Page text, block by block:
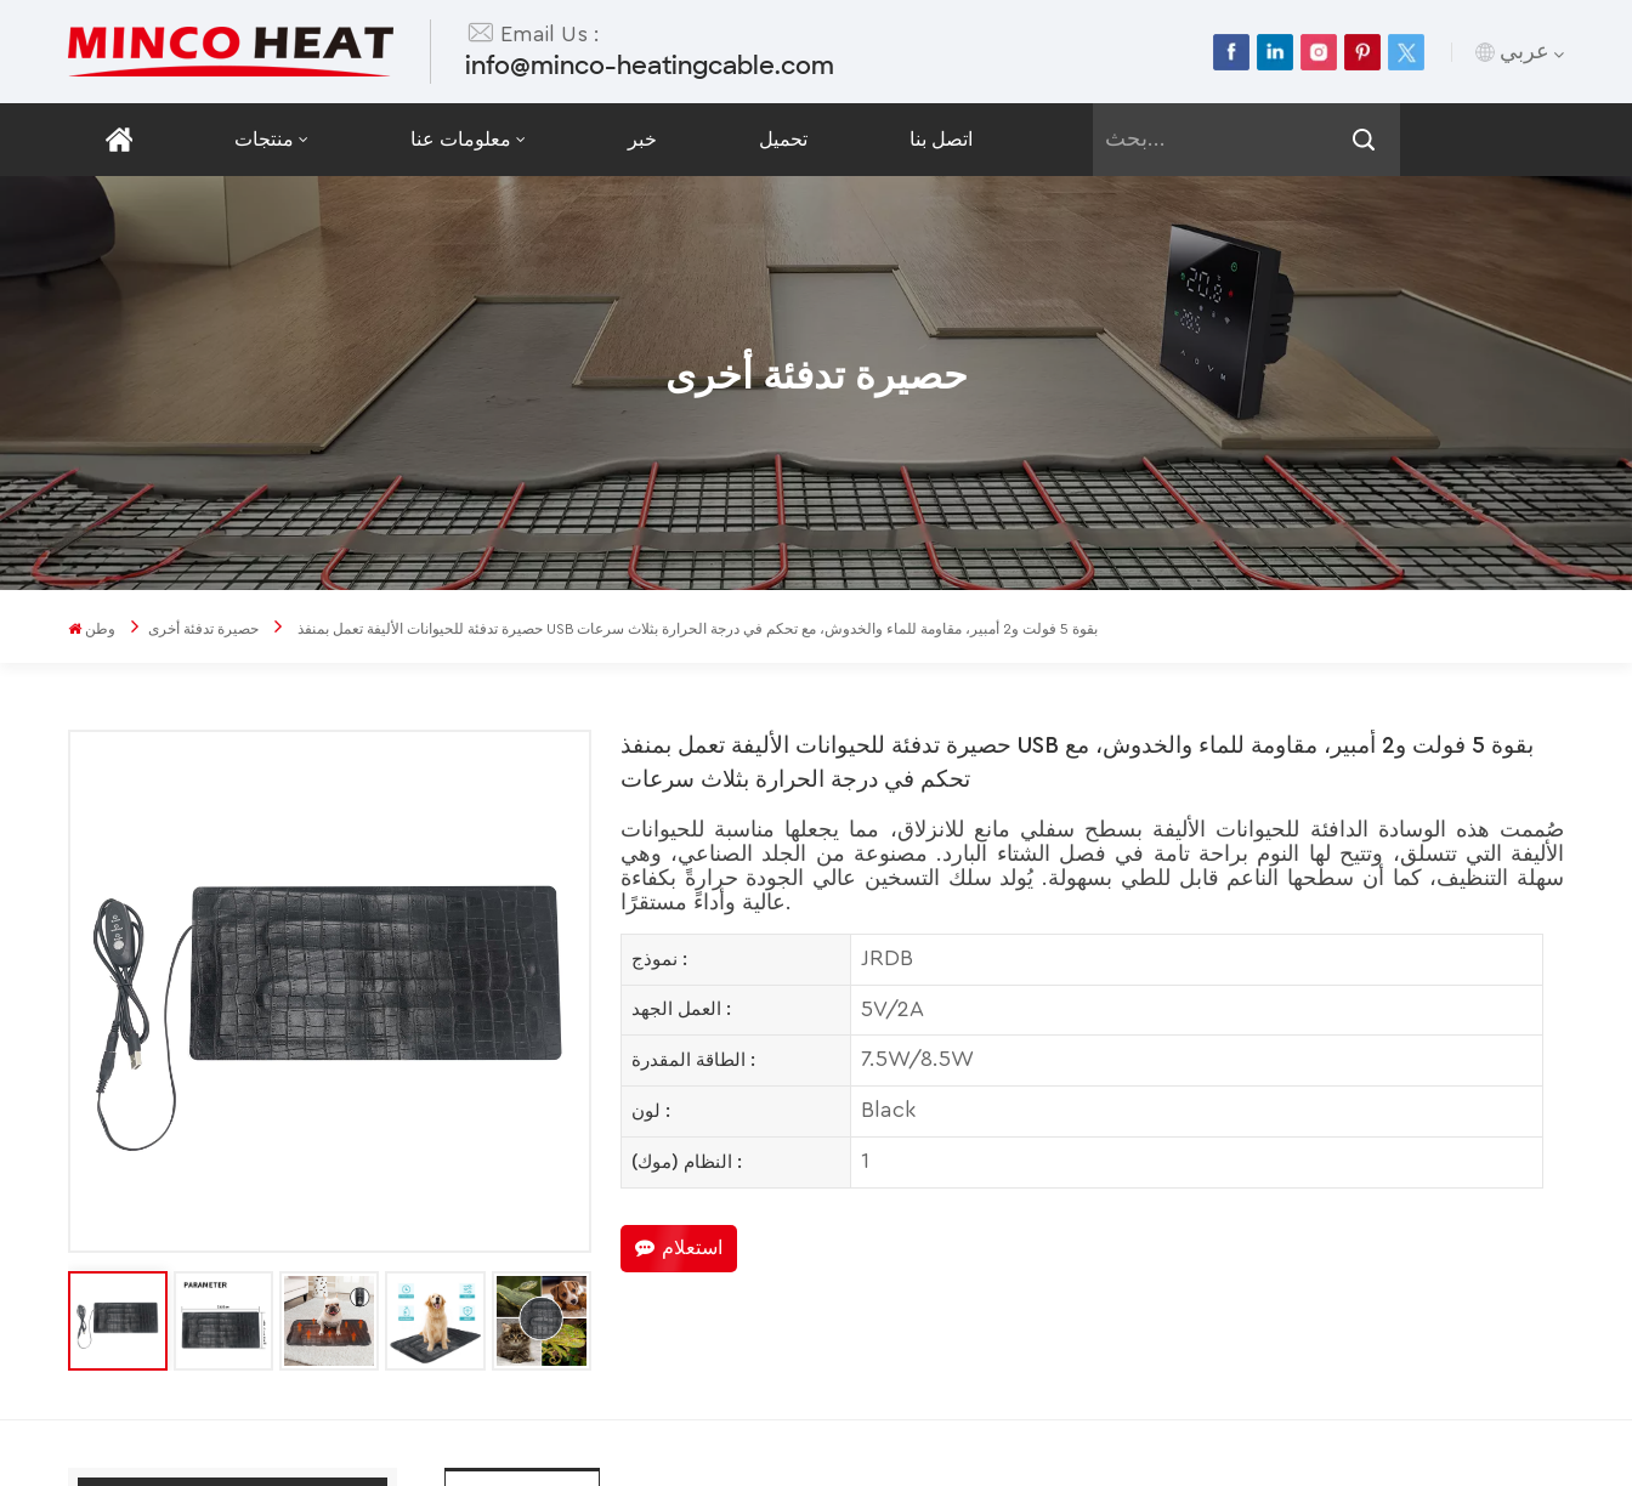
Email Us :
info@minco-heatingcable.com عربي
Русский
Español
Português
Polski
منتجات معلومات عنا خبر تحميل اتصل بنا
حصيرة تدفئة أخرى
وطن حصيرة تدفئة أخرى حصيرة تدفئة للحيوانات الأليفة تعمل بمنفذ USB بقوة 5 فولت و2 أمبير، مقاومة للماء والخدوش، مع تحكم في درجة الحرارة بثلاث سرعات
حصيرة تدفئة للحيوانات الأليفة تعمل بمنفذ USB بقوة 5 فولت و2 أمبير، مقاومة للماء والخدوش، مع
تحكم في درجة الحرارة بثلاث سرعات
صُممت هذه الوسادة الدافئة للحيوانات الأليفة بسطح سفلي مانع للانزلاق، مما يجعلها مناسبة للحيوانات
الأليفة التي تتسلق، وتتيح لها النوم براحة تامة في فصل الشتاء البارد. مصنوعة من الجلد الصناعي، وهي
سهلة التنظيف، كما أن سطحها الناعم قابل للطي بسهولة. يُولد سلك التسخين عالي الجودة حرارةً بكفاءة
عالية وأداءً مستقرًا.
نموذج : JRDB
العمل الجهد : 5V/2A
الطاقة المقدرة : 7.5W/8.5W
لون : Black
النظام (موك) : 1
استعلام